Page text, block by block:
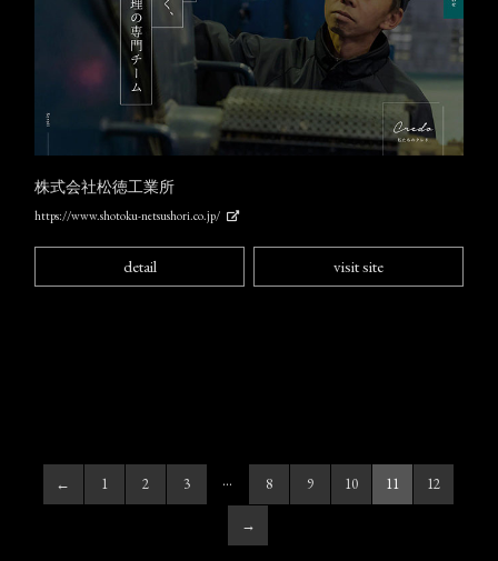
株式会社松徳工業所
https://www.shotoku-netsushori.co.jp/
detail visit site
← 1 2 3 … 8 9 10 11 12
→